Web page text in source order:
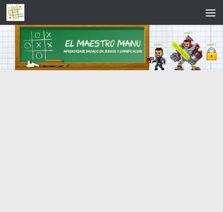
Saltar al contenido